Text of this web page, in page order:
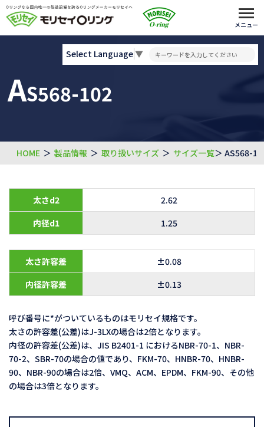
メニュー
AS568-102
Select Language▼
HOME ＞ 製品情報 ＞ 取り扱いサイズ ＞ サイズ一覧＞ AS568-
太さd2
2.62
内径d1
1.25
太さ許容差
±0.08
内径許容差
±0.13
呼び番号に*がついているものはモリセイ規格です。
太さの許容差(公差)はJ-3LXの場合は2倍となります。
内径の許容差(公差)は、JIS B2401-1 におけるNBR-70-1、NBR-
70-2、SBR-70の場合の値であり、FKM-70、HNBR-70、HNBR-
90、NBR-90の場合は2倍、VMQ、ACM、EPDM、FKM-90、その他
の場合は3倍となります。